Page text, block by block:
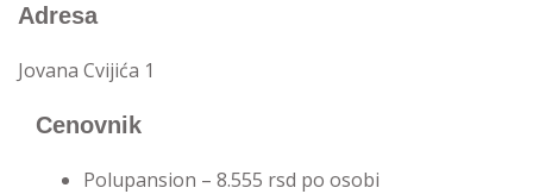
Adresa
Jovana Cvijića 1
Cenovnik
Polupansion – 8.555 rsd po osobi